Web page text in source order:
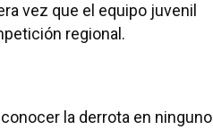
vez que el equipo juvenil
regional.
la derrota en ninguno